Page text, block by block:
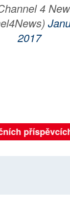
4
2017